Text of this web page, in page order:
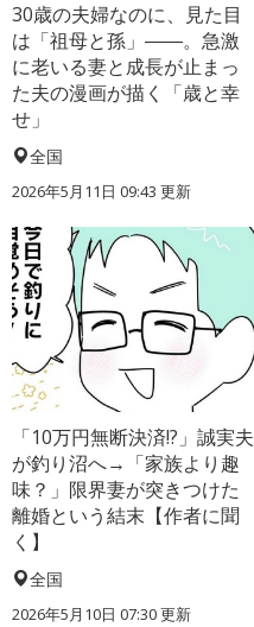
30歳の夫婦なのに、見た目
は「祖母と孫」――。急激
に老いる妻と成長が止まっ
た夫の漫画が描く「歳と幸
せ」
全国
2026年5月11日 09:43 更新
「10万円無断決済!?」誠実夫
が釣り沼へ→「家族より趣
味？」限界妻が突きつけた
離婚という結末【作者に聞
く】
全国
2026年5月10日 07:30 更新